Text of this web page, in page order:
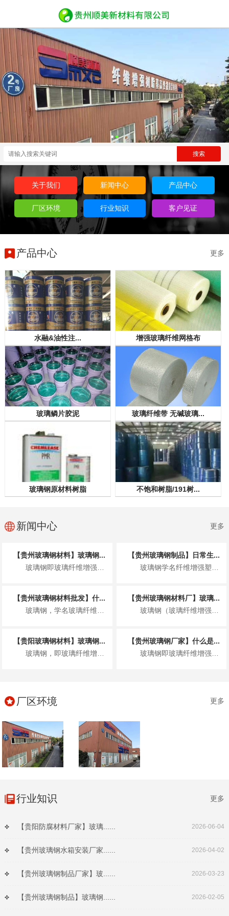
关于我们 新闻中心 产品中心
厂区环境 行业知识 客户见证
产品中心 更多
水融&油性注... 增强玻璃纤维网格布
玻璃鳞片胶泥 玻璃纤维带 无碱玻璃...
玻璃钢原材料树脂 不饱和树脂/191树...
新闻中心 更多
【贵州玻璃钢材料】玻璃钢...
玻璃钢即玻璃纤维增强塑料，由树脂基体与玻璃纤维复合成型，依托特殊材料结构，拥有...
【贵州玻璃钢制品】日常生...
玻璃钢学名纤维增强塑料，是以玻璃纤维为增强材料、树脂为基体复合而成的轻质高强材...
【贵州玻璃钢材料批发】什...
玻璃钢，学名玻璃纤维增强塑料（GFRP/FRP），是一种以合成树脂为基体、玻璃...
【贵州玻璃钢材料厂】玻璃...
玻璃钢（玻璃纤维增强塑料）是以合成树脂为基体、玻璃纤维为增强材料制成的复合材料...
【贵阳玻璃钢材料】玻璃钢...
玻璃钢，即玻璃纤维增强塑料，是一种以玻璃纤维为增强材料、树脂为基体的复合材料。...
【贵州玻璃钢厂家】什么是...
玻璃钢即玻璃纤维增强塑料（FRP），是以玻璃纤维 / 其制品为增强材料、合成树...
厂区环境 更多
行业知识 更多
【贵阳防腐材料厂家】玻璃...... 2026-06-04
【贵州玻璃钢水箱安装厂家...... 2026-04-02
【贵州玻璃钢制品厂家】玻...... 2026-03-23
【贵州玻璃钢制品】玻璃钢...... 2026-02-05